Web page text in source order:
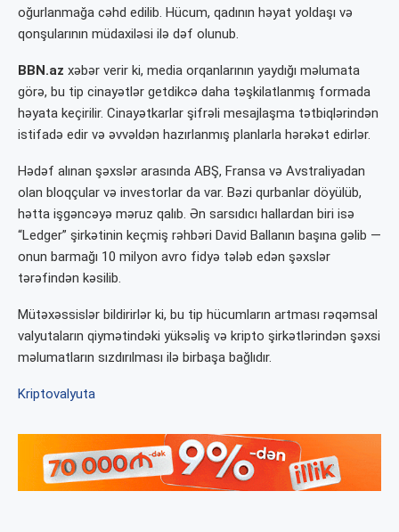
oğurlanmağa cəhd edilib. Hücum, qadının həyat yoldaşı və
qonşularının müdaxiləsi ilə dəf olunub.
BBN.az xəbər verir ki, media orqanlarının yaydığı məlumata
görə, bu tip cinayətlər getdikcə daha təşkilatlanmış formada
həyata keçirilir. Cinayətkarlar şifrəli mesajlaşma tətbiqlərindən
istifadə edir və əvvəldən hazırlanmış planlarla hərəkət edirlər.
Hədəf alınan şəxslər arasında ABŞ, Fransa və Avstraliyadan
olan bloqçular və investorlar da var. Bəzi qurbanlar döyülüb,
hətta işgəncəyə məruz qalıb. Ən sarsıdıcı hallardan biri isə
“Ledger” şirkətinin keçmiş rəhbəri David Ballanın başına gəlib —
onun barmağı 10 milyon avro fidyə tələb edən şəxslər
tərəfindən kəsilib.
Mütəxəssislər bildirirlər ki, bu tip hücumların artması rəqəmsal
valyutaların qiymətindəki yüksəliş və kripto şirkətlərindən şəxsi
məlumatların sızdırılması ilə birbaşa bağlıdır.
Kriptovalyuta